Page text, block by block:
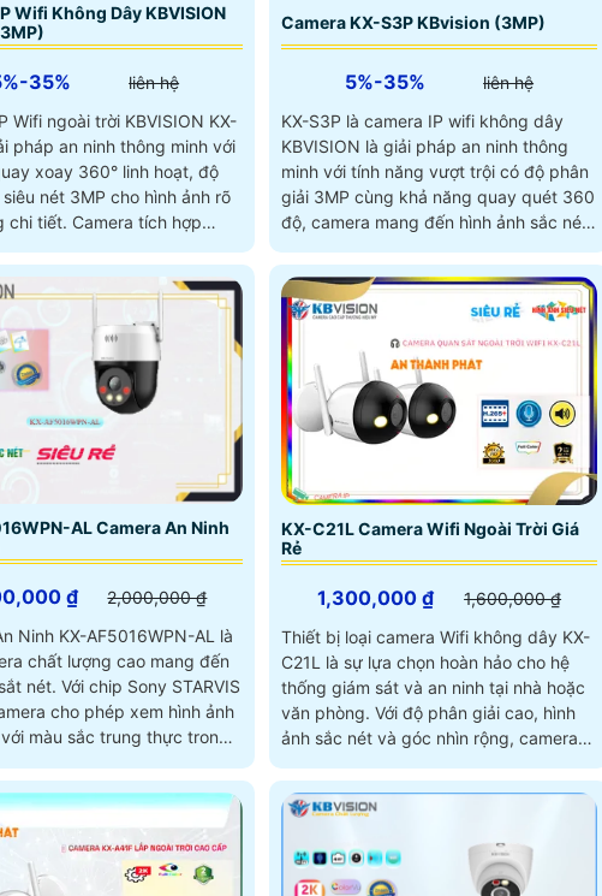
Wifi Không Dây KBVISION
35%
liên hệ
Wifi ngoài trời KBVISION KX-
pháp an ninh thông minh với
xoay 360° linh hoạt, độ
nét 3MP cho hình ảnh rõ
tích hợp
đêm sinh động như ban
Camera KX-S3P KBvision (3MP)
5%-35%
liên hệ
KX-S3P là camera IP wifi không dây
KBVISION là giải pháp an ninh thông
minh với tính năng vượt trội có độ phân
giải 3MP cùng khả năng quay quét 360
độ, camera mang đến hình ảnh sắc nét
chiều, hồng ngoại có màu ban đêm, còi
hú và đèn chớp cảnh báo, KX-S3P đáp
ứng tối đa nhu cầu giám sát, phù hợp
cho cả gia đình lẫn văn phòng với mức
chi phí hợp lý
AL Camera An Ninh
₫
2,000,000 ₫
Ninh KX-AF5016WPN-AL là
chất lượng cao mang đến
Sony STARVIS
cho phép xem hình ảnh
màu sắc trung thực trong
KX-C21L Camera Wifi Ngoài Trời Giá
Rẻ
1,300,000 ₫
1,600,000 ₫
Thiết bị loại camera Wifi không dây KX-
C21L là sự lựa chọn hoàn hảo cho hệ
thống giám sát và an ninh tại nhà hoặc
văn phòng. Với độ phân giải cao, hình
ảnh sắc nét và góc nhìn rộng, camera
động một cách dễ dàng